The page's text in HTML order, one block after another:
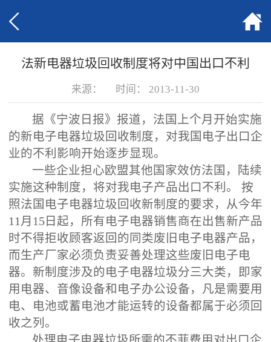
法新电器垃圾回收制度将对中国出口不利
来源： 时间： 2013-11-30
据《宁波日报》报道，法国上个月开始实施
的新电子电器垃圾回收制度，对我国电子出口企
业的不利影响开始逐步显现。
一些企业担心欧盟其他国家效仿法国，陆续
实施这种制度，将对我电子产品出口不利。 按
照法国电子电器垃圾回收新制度的要求，从今年
11月15日起，所有电子电器销售商在出售新产品
时不得拒收顾客返回的同类废旧电子电器产品，
而生产厂家必须负责妥善处理这些废旧电子电
器。新制度涉及的电子电器垃圾分三大类，即家
用电器、音像设备和电子办公设备，凡是需要用
电、电池或蓄电池才能运转的设备都属于必须回
收之列。